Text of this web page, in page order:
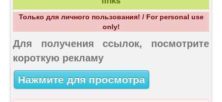
Только для личного пользования! / For personal use
only!
Для получения ссылок, посмотрите
короткую рекламу
Нажмите для просмотра